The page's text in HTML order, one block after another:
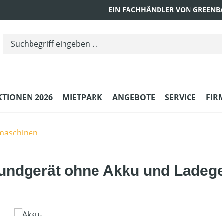
EIN FACHHÄNDLER VON
2026 MIETPARK ANGEBOTE SERVICE
ohne Akku und